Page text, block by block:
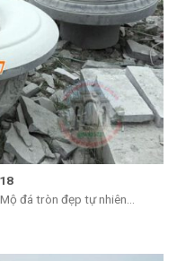
đá tròn đẹp tự nhiên...